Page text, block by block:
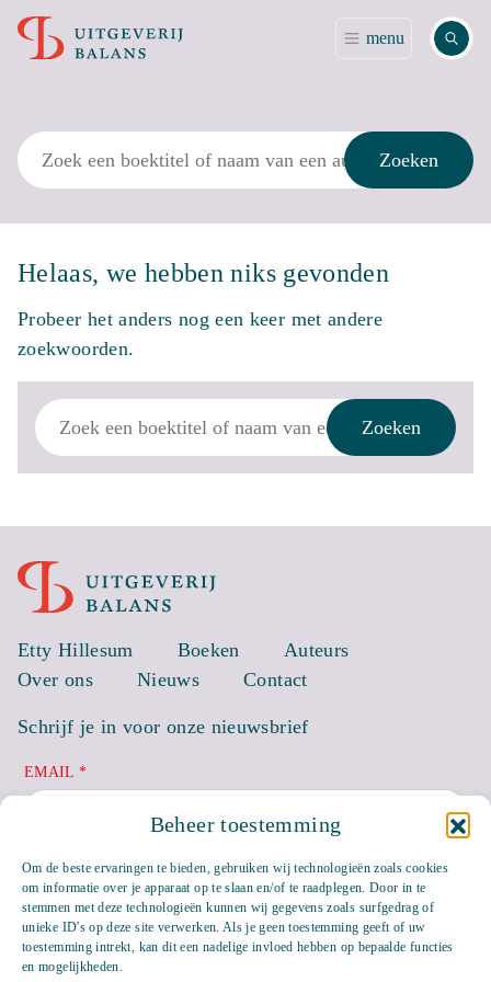
Beheer toestemming
Om de beste ervaringen te bieden, gebruiken wij technologieën zoals cookies
om informatie over je apparaat op te slaan en/of te raadplegen. Door in te
stemmen met deze technologieën kunnen wij gegevens zoals surfgedrag of
unieke ID's op deze site verwerken. Als je geen toestemming geeft of uw
toestemming intrekt, kan dit een nadelige invloed hebben op bepaalde functies
en mogelijkheden.
menu Zoek
Zoek
Zoeken
Helaas, we hebben niks gevonden
Probeer het anders nog een keer met andere
zoekwoorden.
Zoek
Zoeken
Etty Hillesum Boeken
Auteurs
Over ons
Nieuws Contact
Schrijf je in voor onze nieuwsbrief
EMAIL *